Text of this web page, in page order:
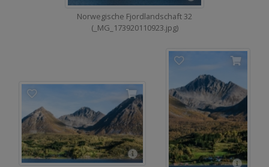
Norwegische Fjordlandschaft 32
(_MG_173920110923.jpg)